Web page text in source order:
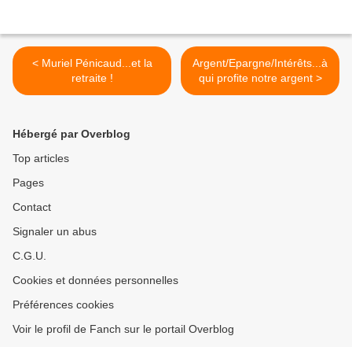
< Muriel Pénicaud...et la
retraite !
Argent/Epargne/Intérêts...à
qui profite notre argent >
Hébergé par Overblog
Top articles
Pages
Contact
Signaler un abus
C.G.U.
Cookies et données personnelles
Préférences cookies
Voir le profil de Fanch sur le portail Overblog